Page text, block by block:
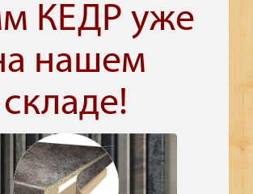
КЕДР уже
нашем
складе!